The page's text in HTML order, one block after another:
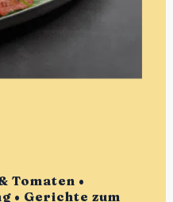
Tomaten •
• Gerichte zum